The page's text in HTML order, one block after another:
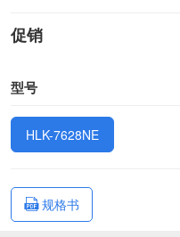
促销
型号
HLK-7628NE
规格书